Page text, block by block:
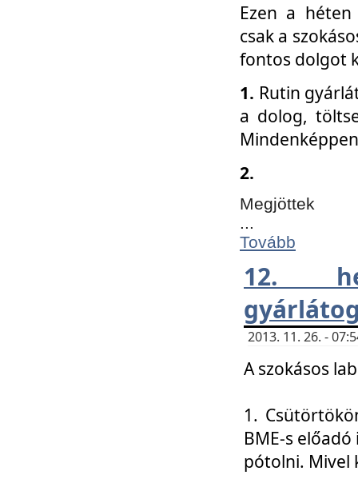
Ezen a
csak a
fontos dolgot
1. Rutin
a dolog,
2.
Megjöttek
...
Tovább
12.
2013. 11. 26. -
A szokásos
1.
BME-s
pótolni. Mivel